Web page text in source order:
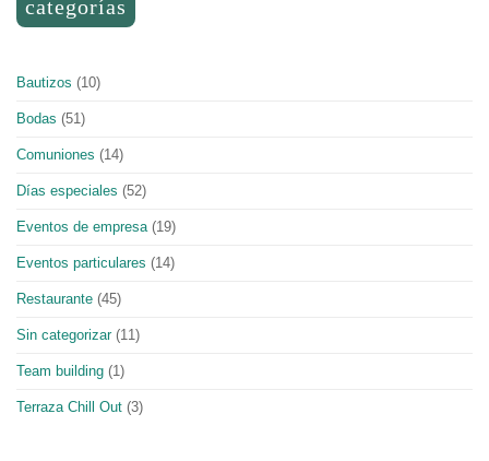
categorías
Bautizos (10)
Bodas (51)
Comuniones (14)
Días especiales (52)
Eventos de empresa(19)
Eventos particulares (14)
Restaurante (45)
Sin categorizar(11)
Team building (1)
Terraza Chill Out (3)